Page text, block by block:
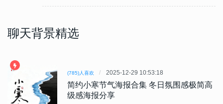
聊天背景精选
(785)人喜欢 2025-12-29 10:53:18
简约小寒节气海报合集 冬日氛围感极简高
级感海报分享